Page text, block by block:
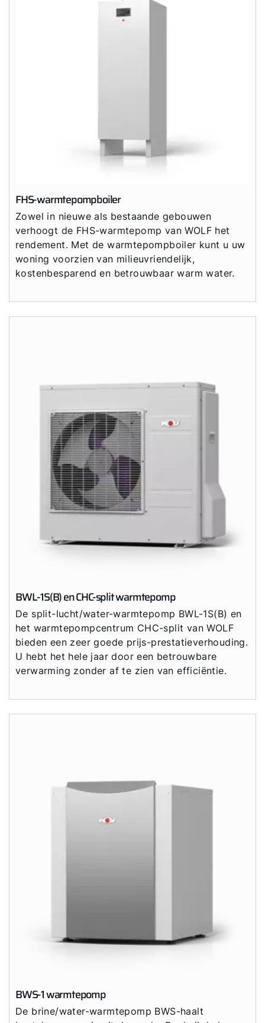
FHS-warmtepompboiler
Zowel in nieuwe als bestaande gebouwen
verhoogt de FHS-warmtepomp van WOLF het
rendement. Met de warmtepompboiler kunt u uw
woning voorzien van milieuvriendelijk,
kostenbesparend en betrouwbaar warm water.
BWL-1S(B) en CHC-split warmtepomp
De split-lucht/water-warmtepomp BWL-1S(B) en
het warmtepompcentrum CHC-split van WOLF
bieden een zeer goede prijs-prestatieverhouding.
U hebt het hele jaar door een betrouwbare
verwarming zonder af te zien van efficiëntie.
BWS-1 warmtepomp
De brine/water-warmtepomp BWS-haalt
Hallo!
Hoe kunnen wij u helpen?
Contact met het team
Contactformulier
Ook interessant?
Downloads
Service App